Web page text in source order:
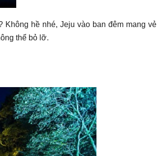
hề nhé, Jeju vào ban đêm mang vẻ
thể bỏ lỡ.